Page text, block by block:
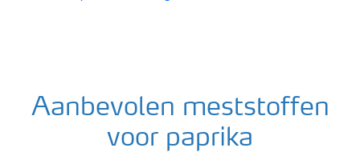
Aanbevolen meststoffen
voor paprika